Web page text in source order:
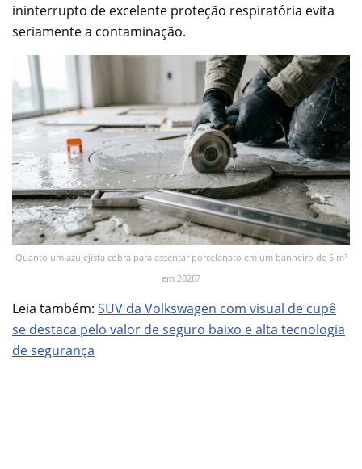
ininterrupto de excelente proteção respiratória evita
seriamente a contaminação.
Quanto um azulejista cobra para assentar porcelanato em um banheiro de 5 m²
em 2026?
Leia também: SUV da Volkswagen com visual de cupê
se destaca pelo valor de seguro baixo e alta tecnologia
de segurança